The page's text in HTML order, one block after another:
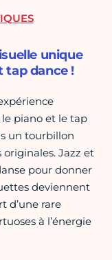
unique
tap dance !
piano et le tap
un tourbillon
Jazz et
pour donner
deviennent
d’une rare
à l’énergie